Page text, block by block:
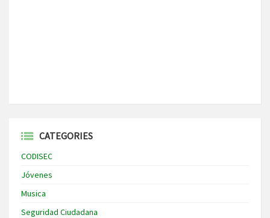
CATEGORIES
CODISEC
Jóvenes
Musica
Seguridad Ciudadana